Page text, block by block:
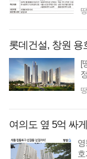
롯데건설, 창원
[
여의도 옆 5억 싸